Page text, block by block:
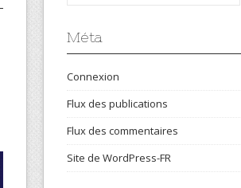
Méta
Connexion
Flux des publications
Flux des commentaires
Site de WordPress-FR